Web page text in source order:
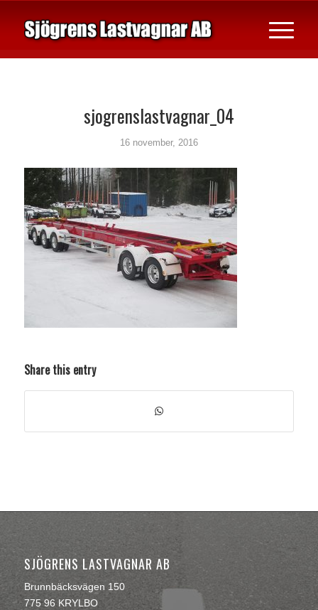
sjogrenslastvagnar_04
16 november, 2016
Share this entry
SJÖGRENS LASTVAGNAR AB
Brunnbäcksvägen 150
775 96 KRYLBO